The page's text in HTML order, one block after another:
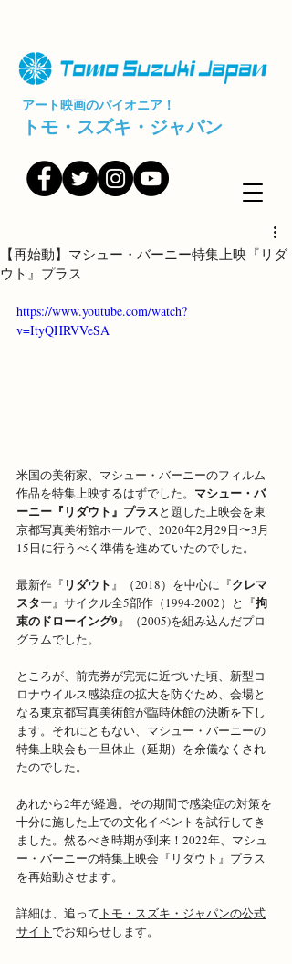
アート映画のパイオニア！
トモ・スズキ・ジャパン
【再始動】マシュー・バーニー特集上映『リダ
ウト』プラス
https://www.youtube.com/watch?
v=ItyQHRVVeSA
米国の美術家、マシュー・バーニーのフィルム
作品を特集上映するはずでした。 マシュー・バ
ーニー『リダウト』プラスと題した上映会を東
京都写真美術館ホールで、2020年2月29日〜3月
15日に行うべく準備を進めていたのでした。
最新作『 リダウト』（2018）を中心に『クレマ
スター』サイクル全5部作（1994-2002）と『拘
束のドローイング9』（2005)を組み込んだプロ
グラムでした。
ところが、前売券が完売に近づいた頃、新型コ
ロナウイルス感染症の拡大を防ぐため、会場と
なる東京都写真美術館が臨時休館の決断を下し
ます。それにともない、マシュー・バーニーの
特集上映会も一旦休止（延期）を余儀なくされ
たのでした。
あれから2年が経過。その期間で感染症の対策を
十分に施した上での文化イベントを試行してき
ました。然るべき時期が到来！2022年、マシュ
ー・バーニーの特集上映会『リダウト』プラス
を再始動させます。
詳細は、追って トモ・スズキ・ジャパンの公式
サイトでお知らせします。